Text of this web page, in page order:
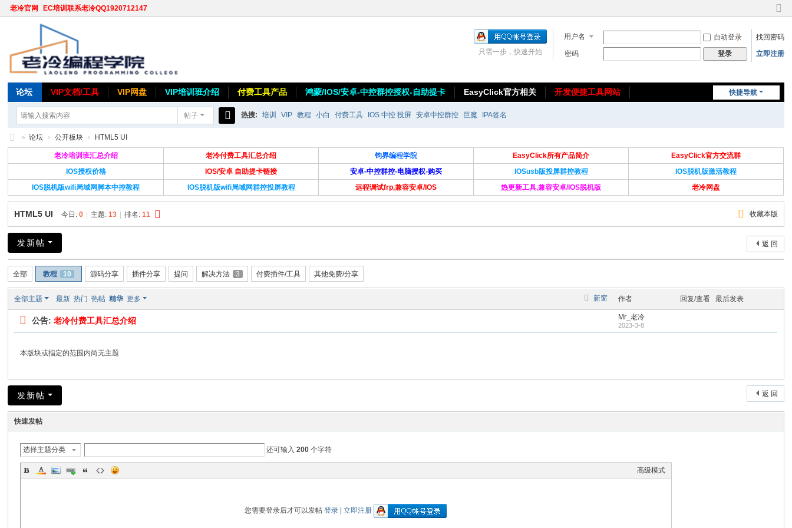
老冷官网 EC培训联系老冷QQ1920712147
切
到
窄
用户名 自动登录
找回密码
密码
登录 立即注册
只需一步，快速开始
快捷导航
论坛 VIP文档/工具 VIP网盘 VIP培训班介绍 付费工具产品 鸿蒙/IOS/安卓-中控群控授权-自助提卡 EasyClick官方相关
开发便捷工具网站
帖子
索
热搜: 培训 VIP 教程 小白 付费工具 IOS 中控 投屏 安卓中控群控 巨魔 IPA签名
» 论坛 › 公开板块 › HTML5 UI
老冷培训班汇总介绍 老冷付费工具汇总介绍 钧界编程学院 EasyClick所有产品简介
EasyClick官方交流群
IOS授权价格
IOS/安卓 自助提卡链接 安卓-中控群控-电脑授权-购买 IOSusb版投屏群控教程
IOS脱机版激活教程
IOS脱机版wifi局域网脚本中控教程
IOS脱机版wifi局域网群控投屏教程 远程调试frp,兼容安卓/IOS 热更新工具,兼容安卓/IOS脱机版 老冷网盘
收藏本版
HTML5 UI 今日:0 主题:13 排名:11
返 回
发新帖
全部 教程 10 源码分享 插件分享 提问 解决方法 3 付费插件/工具 其他免费/分享
新窗
全部主题 最新 热门 热帖 精华 更多 作者 回复/查看 最后发表
公告:老冷付费工具汇总介绍 Mr_老冷
2023-3-8
本版块或指定的范围内尚无主题
返 回
发新帖
快速发帖
选择主题分类 还可输入200 个字符
高级模式
您需要登录后才可以发帖登录 |立即注册